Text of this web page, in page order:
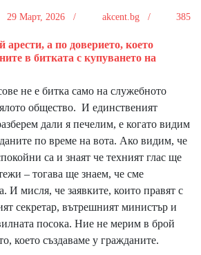
29 Март, 2026 / akcent.bg / 385
а по доверието, което
в битката с купуването на
не е битка само на служебното
общество. И единственият
дали я печелим, е когато видим
по време на вота. Ако видим, че
са и знаят че техният глас ще
– тогава ще знаем, че сме
И мисля, че заявките, които правят с
секретар, вътрешният министър и
посока. Ние не мерим в брой
което създаваме у гражданите.